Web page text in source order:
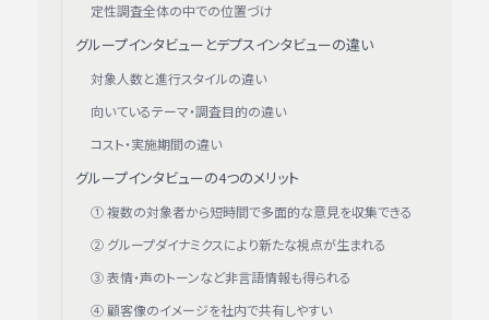
定性調査全体の中での位置づけ
グループインタビューとデプスインタビューの違い
対象人数と進行スタイルの違い
向いているテーマ・調査目的の違い
コスト・実施期間の違い
グループインタビューの4つのメリット
① 複数の対象者から短時間で多面的な意見を収集できる
② グループダイナミクスにより新たな視点が生まれる
③ 表情・声のトーンなど非言語情報も得られる
④ 顧客像のイメージを社内で共有しやすい